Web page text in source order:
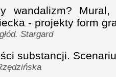
wandalizm?
- projekty form
Stargard
substancji.